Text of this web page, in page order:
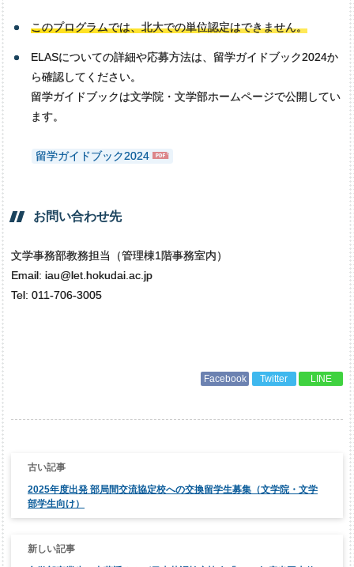
このプログラムでは、北大での単位認定はできません。
ELASについての詳細や応募方法は、留学ガイドブック2024か
ら確認してください。
留学ガイドブックは文学院・文学部ホームページで公開してい
ます。
留学ガイドブック2024
お問い合わせ先
文学事務部教務担当（管理棟1階事務室内）
Email: iau@let.hokudai.ac.jp
Tel: 011-706-3005
Facebook Twitter LINE
2025年度出発 部局間交流協定校への交換留学生募集（文学院・文学
部学生向け）